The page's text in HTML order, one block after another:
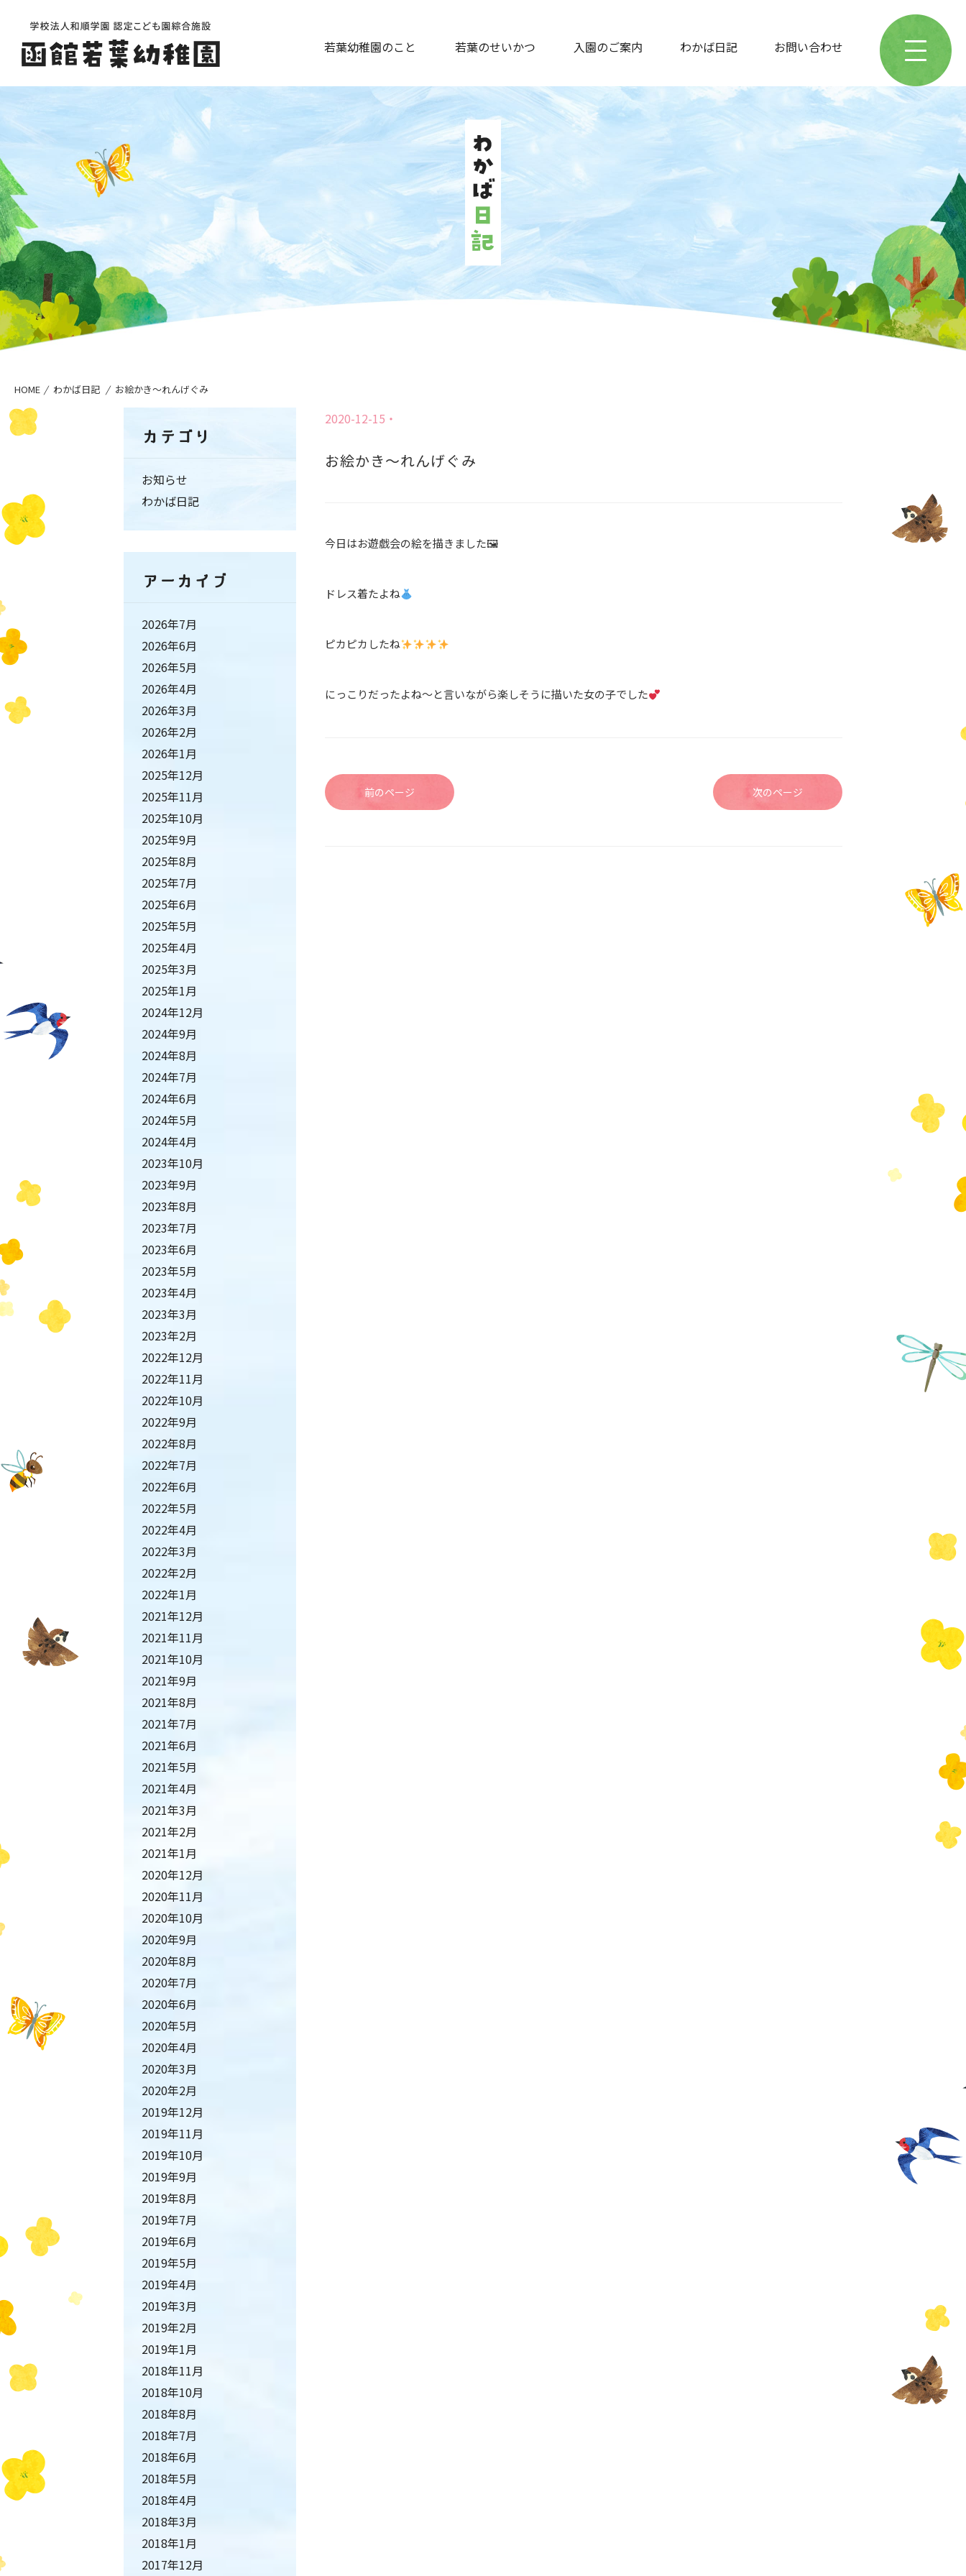
若葉幼稚園のこと 若葉のせいかつ 入園のご案内 わかば日記 お問い合わせ
HOME わかば日記 お絵かき〜れんげぐみ
2020-12-15
お絵かき〜れんげぐみ
今日はお遊戯会の絵を描きました🖼
ドレス着たよね
ピカピカしたね
にっこりだったよね〜と言いながら楽しそうに描いた女の子でした
前のページ 次のページ
カテゴリ
お知らせ
わかば日記
アーカイブ
2026年7月
2026年6月
2026年5月
2026年4月
2026年3月
2026年2月
2026年1月
2025年12月
2025年11月
2025年10月
2025年9月
2025年8月
2025年7月
2025年6月
2025年5月
2025年4月
2025年3月
2025年1月
2024年12月
2024年9月
2024年8月
2024年7月
2024年6月
2024年5月
2024年4月
2023年10月
2023年9月
2023年8月
2023年7月
2023年6月
2023年5月
2023年4月
2023年3月
2023年2月
2022年12月
2022年11月
2022年10月
2022年9月
2022年8月
2022年7月
2022年6月
2022年5月
2022年4月
2022年3月
2022年2月
2022年1月
2021年12月
2021年11月
2021年10月
2021年9月
2021年8月
2021年7月
2021年6月
2021年5月
2021年4月
2021年3月
2021年2月
2021年1月
2020年12月
2020年11月
2020年10月
2020年9月
2020年8月
2020年7月
2020年6月
2020年5月
2020年4月
2020年3月
2020年2月
2019年12月
2019年11月
2019年10月
2019年9月
2019年8月
2019年7月
2019年6月
2019年5月
2019年4月
2019年3月
2019年2月
2019年1月
2018年11月
2018年10月
2018年8月
2018年7月
2018年6月
2018年5月
2018年4月
2018年3月
2018年1月
2017年12月